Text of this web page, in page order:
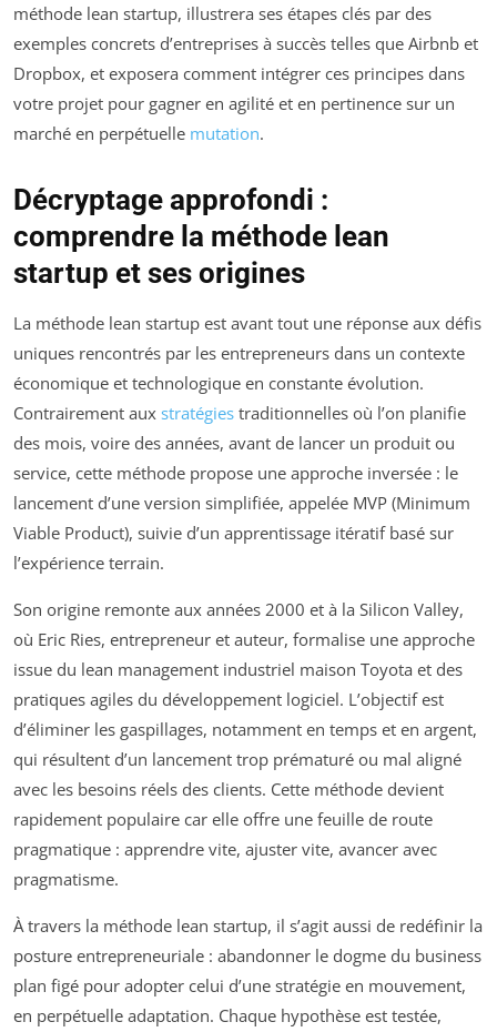
méthode lean startup, illustrera ses étapes clés par des
exemples concrets d’entreprises à succès telles que Airbnb et
Dropbox, et exposera comment intégrer ces principes dans
votre projet pour gagner en agilité et en pertinence sur un
marché en perpétuelle mutation.
Décryptage approfondi :
comprendre la méthode lean
startup et ses origines
La méthode lean startup est avant tout une réponse aux défis
uniques rencontrés par les entrepreneurs dans un contexte
économique et technologique en constante évolution.
Contrairement aux stratégies traditionnelles où l’on planifie
des mois, voire des années, avant de lancer un produit ou
service, cette méthode propose une approche inversée : le
lancement d’une version simplifiée, appelée MVP (Minimum
Viable Product), suivie d’un apprentissage itératif basé sur
l’expérience terrain.
Son origine remonte aux années 2000 et à la Silicon Valley,
où Eric Ries, entrepreneur et auteur, formalise une approche
issue du lean management industriel maison Toyota et des
pratiques agiles du développement logiciel. L’objectif est
d’éliminer les gaspillages, notamment en temps et en argent,
qui résultent d’un lancement trop prématuré ou mal aligné
avec les besoins réels des clients. Cette méthode devient
rapidement populaire car elle offre une feuille de route
pragmatique : apprendre vite, ajuster vite, avancer avec
pragmatisme.
À travers la méthode lean startup, il s’agit aussi de redéfinir la
posture entrepreneuriale : abandonner le dogme du business
plan figé pour adopter celui d’une stratégie en mouvement,
en perpétuelle adaptation. Chaque hypothèse est testée,